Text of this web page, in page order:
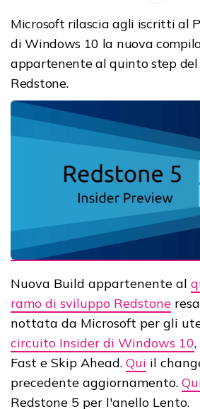
Microsoft rilascia agli iscritti al
di Windows 10 la nuova
appartenente al quinto step
Redstone.
Nuova Build appartenente al
ramo di sviluppo Redstone
nottata da Microsoft per gli
circuito Insider di Windows 10
Fast e Skip Ahead. Qui il
precedente aggiornamento.
Redstone 5 per l'anello Lento.